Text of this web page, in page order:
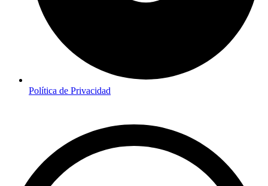
Política de Privacidad